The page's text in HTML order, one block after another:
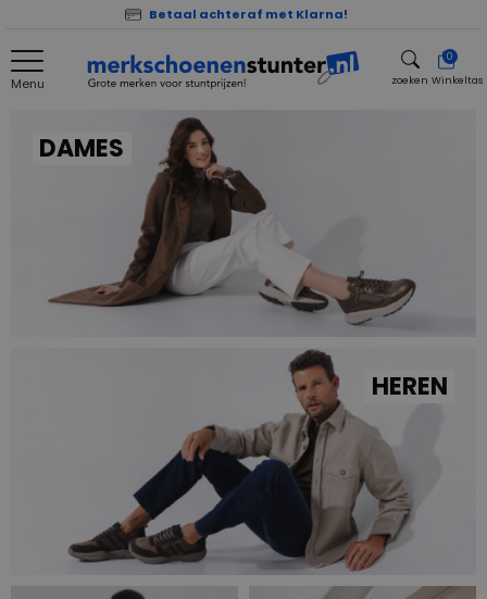
Betaal achteraf met Klarna!
Menu zoeken
0
Winkeltas
DAMES
HEREN